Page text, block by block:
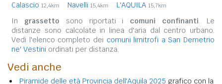
Calascio 12,4km Navelli 15,4km L'AQUILA 15,7km
In grassetto sono riportati i comuni confinanti. Le
distanze sono calcolate in linea d'aria dal centro urbano.
Vedi l'elenco completo dei comuni limitrofi a San Demetrio
ne' Vestini ordinati per distanza.
Vedi anche
Piramide delle età Provincia dell'Aquila 2025 grafico con la